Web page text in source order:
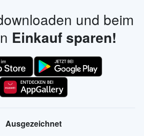
und beim
Einkauf sparen!
Ausgezeichnet